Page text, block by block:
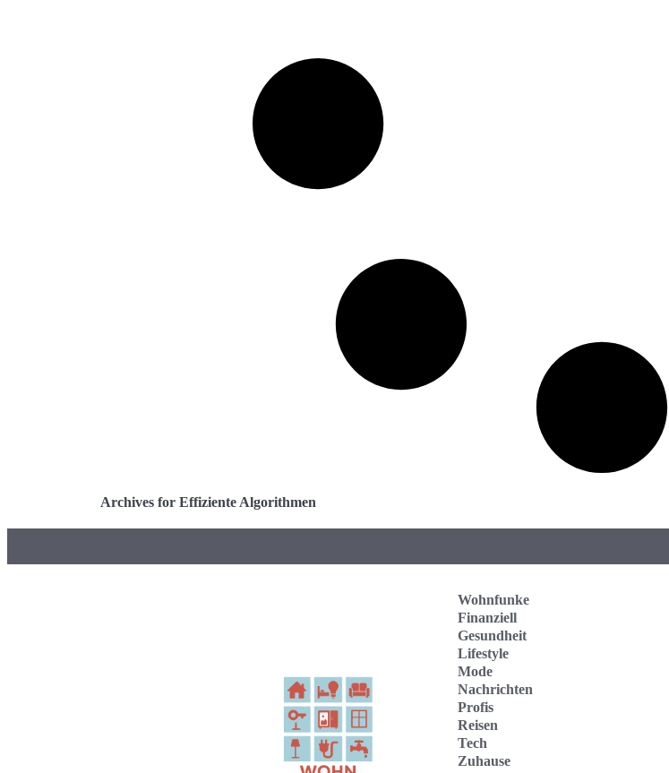
Archives for Effiziente Algorithmen
Wohnfunke
Finanziell
Gesundheit
Lifestyle
Mode
Nachrichten
Profis
Reisen
Tech
Zuhause